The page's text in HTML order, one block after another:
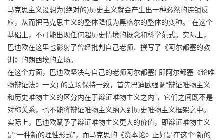
马克思主义设想为(绝对的)历史主义就会产生出一种必然的连锁反
应，从而把马克思主义的整体降低为黑格尔的整体的变种。”在这个
基础上，不可能出现任何超历史情境的概念和科学范式。实际上，
巴迪欧在这里也影射了曾经批判自己老师、撰写了《阿尔都塞的教
训》的朗西埃的立场。
在这个方面，巴迪欧坚决与自己的老师阿尔都塞( 即阿尔都塞《论唯
物辩证法》一文) 的立场保持一致，首先巴迪欧强调“辩证唯物主义
和历史唯物主义的区分内在于辩证唯物主义之内”，它们之间既不是
对称关系，也不能将辩证唯物主义纳入到历史唯物主义框架之中。
实际上，巴迪欧赋予了辩证唯物主义更大的价值，即辩证唯物主义
是“一种新的理性形式”，而马克思的《资本论》正好是在这个“新的